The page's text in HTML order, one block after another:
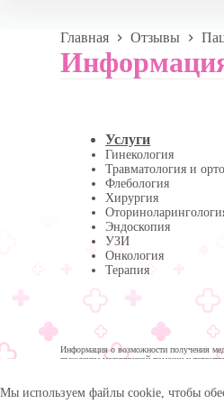
Мы используем файлы cookie, чтобы
Главная Отзывы
Услуги
Гинекология
Травматология и
Флебология
Хирургия
Эндоскопия
УЗИ
Онкология
Терапия
Информация о возможности получения
гражданам медицинской помощи и